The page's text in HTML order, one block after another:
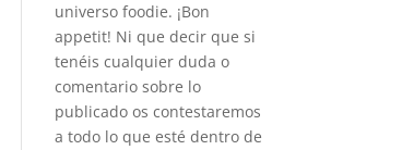
universo foodie. ¡Bon
appetit! Ni que decir que si
tenéis cualquier duda o
comentario sobre lo
publicado os contestaremos
a todo lo que esté dentro de